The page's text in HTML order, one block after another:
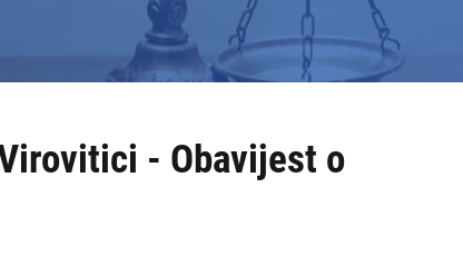
ŽDO Pula - Pola
- Obavijest o